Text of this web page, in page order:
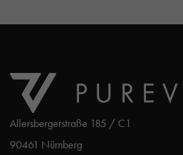
Allersbergerstraße 185 / C1
90461 Nürnberg